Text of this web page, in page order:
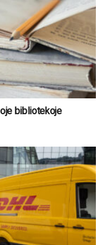
bibliotekoje